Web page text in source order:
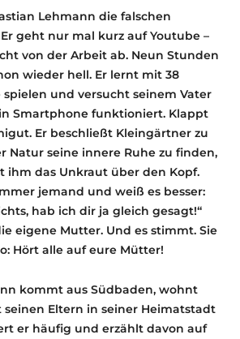
Lehmann die falschen
geht nur mal kurz auf Youtube –
von der Arbeit ab. Neun Stunden
wieder hell. Er lernt mit 38
und versucht seinem Vater
Smartphone funktioniert. Klappt
Er beschließt Kleingärtner zu
Natur seine innere Ruhe zu finden,
ihm das Unkraut über den Kopf.
jemand und weiß es besser:
hab ich dir ja gleich gesagt!“
eigene Mutter. Und es stimmt. Sie
Hört alle auf eure Mütter!
kommt aus Südbaden, wohnt
seinen Eltern in seiner Heimatstadt
er häufig und erzählt davon auf